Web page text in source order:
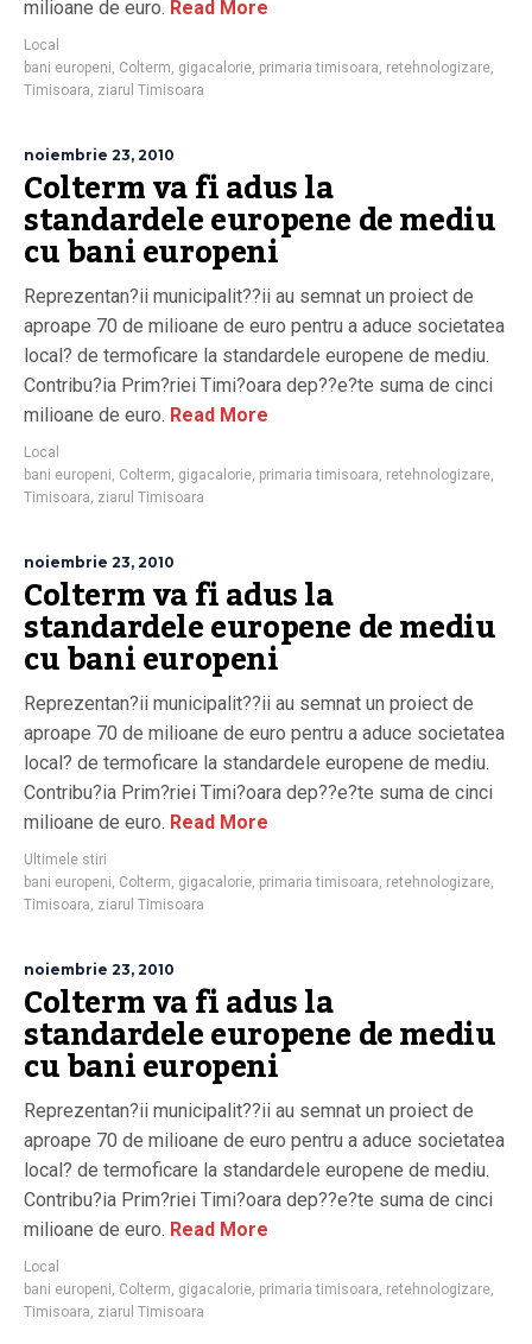
milioane de euro. Read More
Local
bani europeni, Colterm, gigacalorie, primaria timisoara, retehnologizare,
Timisoara, ziarul Timisoara
noiembrie 23, 2010
Colterm va fi adus la
standardele europene de mediu
cu bani europeni
Reprezentan?ii municipalit??ii au semnat un proiect de
aproape 70 de milioane de euro pentru a aduce societatea
local? de termoficare la standardele europene de mediu.
Contribu?ia Prim?riei Timi?oara dep??e?te suma de cinci
milioane de euro. Read More
Local
bani europeni, Colterm, gigacalorie, primaria timisoara, retehnologizare,
Timisoara, ziarul Timisoara
noiembrie 23, 2010
Colterm va fi adus la
standardele europene de mediu
cu bani europeni
Reprezentan?ii municipalit??ii au semnat un proiect de
aproape 70 de milioane de euro pentru a aduce societatea
local? de termoficare la standardele europene de mediu.
Contribu?ia Prim?riei Timi?oara dep??e?te suma de cinci
milioane de euro. Read More
Ultimele stiri
bani europeni, Colterm, gigacalorie, primaria timisoara, retehnologizare,
Timisoara, ziarul Timisoara
noiembrie 23, 2010
Colterm va fi adus la
standardele europene de mediu
cu bani europeni
Reprezentan?ii municipalit??ii au semnat un proiect de
aproape 70 de milioane de euro pentru a aduce societatea
local? de termoficare la standardele europene de mediu.
Contribu?ia Prim?riei Timi?oara dep??e?te suma de cinci
milioane de euro. Read More
Local
bani europeni, Colterm, gigacalorie, primaria timisoara, retehnologizare,
Timisoara, ziarul Timisoara